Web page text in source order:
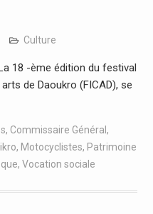
Culture
18 -ème édition du festival
de Daoukro (FICAD), se
, Commissaire Général ,
, Motocyclistes, Patrimoine
, Vocation sociale